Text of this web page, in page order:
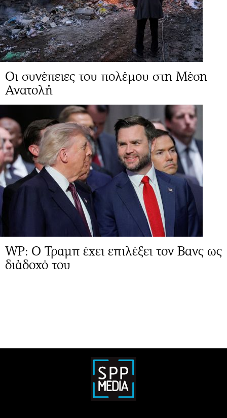
Οι συνέπειες του πολέμου στη Μέση
Ανατολή
WP: Ο Τραμπ έχει επιλέξει τον Βανς ως
διάδοχό του